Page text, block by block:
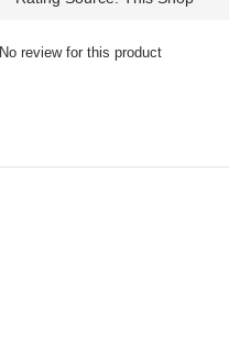
No review for this product